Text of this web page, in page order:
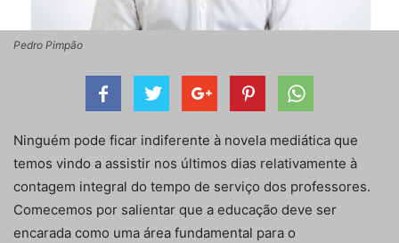
Pedro Pimpão
Ninguém pode ficar indiferente à novela mediática que
temos vindo a assistir nos últimos dias relativamente à
contagem integral do tempo de serviço dos professores.
Comecemos por salientar que a educação deve ser
encarada como uma área fundamental para o